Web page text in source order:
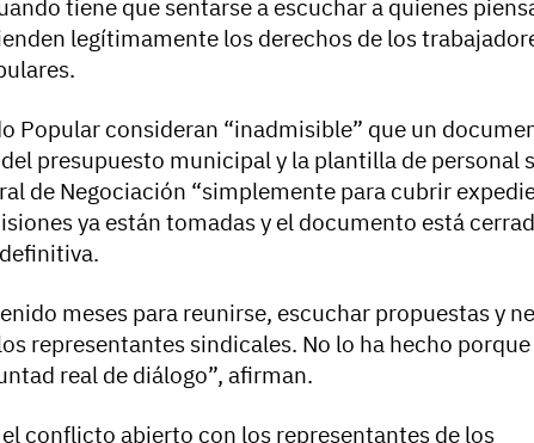
tiene que sentarse a escuchar a quienes
legítimamente los derechos de los
Popular consideran “inadmisible” que un
presupuesto municipal y la plantilla de personal
de Negociación “simplemente para cubrir
ya están tomadas y el documento está
meses para reunirse, escuchar propuestas y
representantes sindicales. No lo ha hecho
real de diálogo”, afirman.
el conflicto abierto con los representantes de los